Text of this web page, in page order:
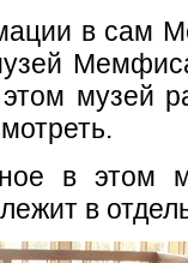
в сам
музей
в этом
в